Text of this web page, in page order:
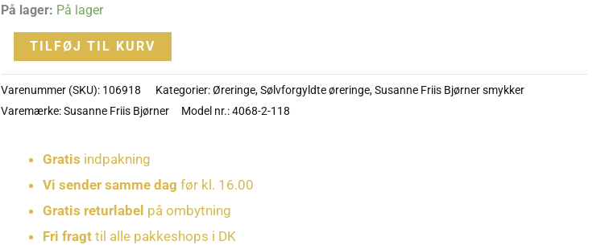
På lager: På lager
TILFØJ TIL KURV
Varenummer (SKU): 106918 Kategorier:Øreringe,Sølvforgyldte øreringe,Susanne Friis Bjørner smykker
Varemærke:Susanne Friis Bjørner Model nr.: 4068-2-118
Gratis indpakning
Vi sender samme dag før kl. 16.00
Gratis returlabel på ombytning
Fri fragttil alle pakkeshops i DK